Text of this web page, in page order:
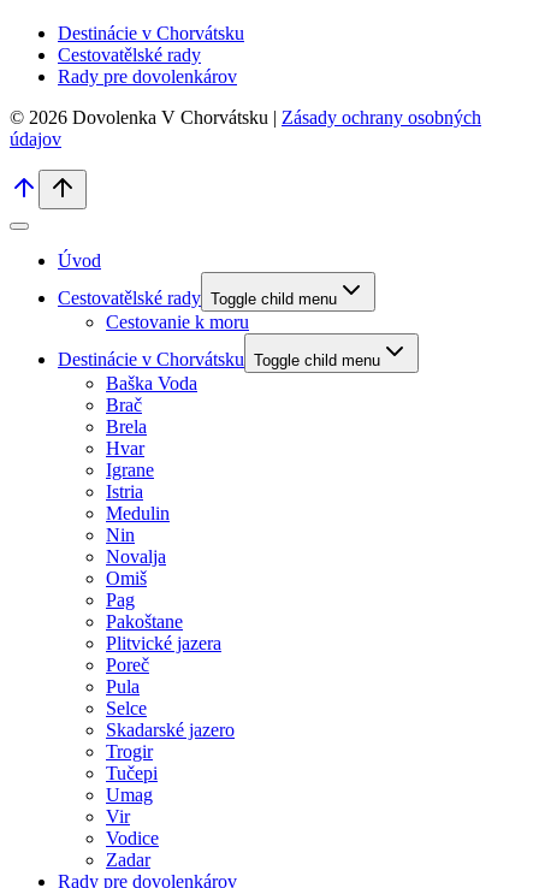
Destinácie v Chorvátsku
Cestovatělské rady
Rady pre dovolenkárov
© 2026 Dovolenka V Chorvátsku | Zásady ochrany osobných
údajov
Úvod
Cestovatělské rady Toggle child menu
Cestovanie k moru
Destinácie v Chorvátsku Toggle child menu
Baška Voda
Brač
Brela
Hvar
Igrane
Istria
Medulin
Nin
Novalja
Omiš
Pag
Pakoštane
Plitvické jazera
Poreč
Pula
Selce
Skadarské jazero
Trogir
Tučepi
Umag
Vir
Vodice
Zadar
Rady pre dovolenkárov